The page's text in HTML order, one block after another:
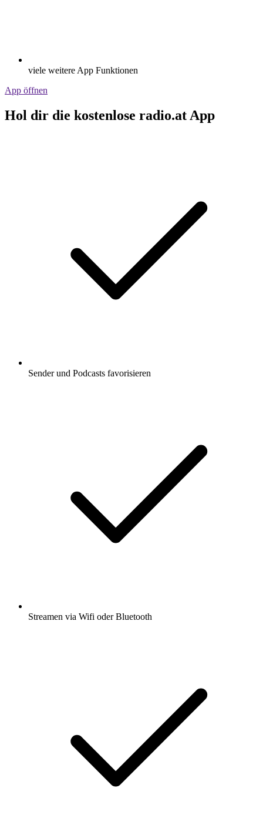
viele weitere App Funktionen
App öffnen
Hol dir die kostenlose radio.at App
Sender und Podcasts favorisieren
Streamen via Wifi oder Bluetooth